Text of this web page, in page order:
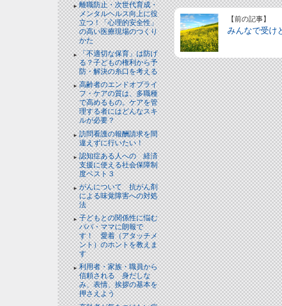
離職防止・次世代育成・
メンタルヘルス向上に役
立つ！「心理的安全性」
の高い医療現場のつくり
かた
「不適切な保育」は防げ
る？子どもの権利から予
防・解決の糸口を考える
高齢者のエンドオブライ
フ・ケアの質は、多職種
で高めるもの。ケアを管
理する者にはどんなスキ
ルが必要？
訪問看護の報酬請求を間
違えずに行いたい！
認知症ある人への 経済
支援に使える社会保障制
度ベスト３
がんについて 抗がん剤
による味覚障害への対処
法
子どもとの関係性に悩む
パパ・ママに朗報で
す！ 愛着（アタッチメ
ント）のホントを教えま
す
利用者・家族・職員から
信頼される 身だしな
み、表情、挨拶の基本を
押さえよう
【前の記事】
みんなで受け